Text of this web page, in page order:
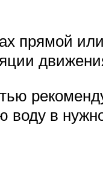
прямой
воду в